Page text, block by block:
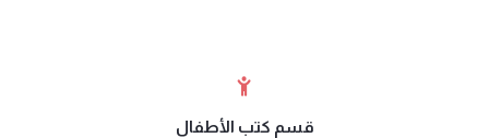
قسم كتب الأطفال